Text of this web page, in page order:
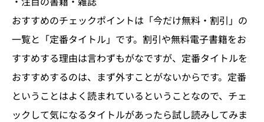
おすすめのチェックポイントは「今だけ無料・割引」の
一覧と「定番タイトル」です。割引や無料電子書籍をお
すすめする理由は言わずもがなですが、定番タイトルを
おすすめするのは、まず外すことがないからです。定番
ということはよく読まれているということなので、チェ
ックして気になるタイトルがあったら試し読みしてみま